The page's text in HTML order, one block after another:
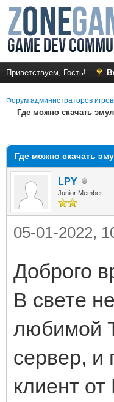
Приветствуем, Гость!
Форум администраторов
Где можно скачать
Где можно скачать
LPY
Junior Member
05-01-2022,
Доброго
В свете
любимой
сервер, и
клиент